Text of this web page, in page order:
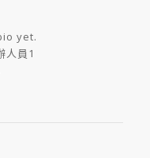
yet.
人員1